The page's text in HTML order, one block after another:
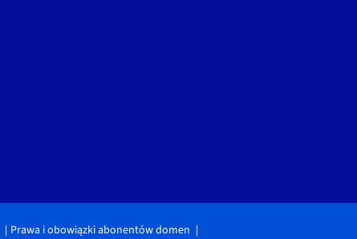
Prawa i obowiązki abonentów domen